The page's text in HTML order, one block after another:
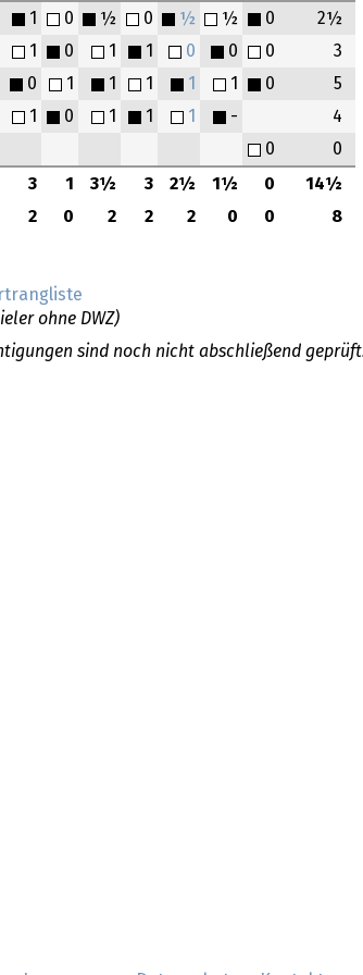
3 1 3½ 3 2½ 1½ 0
14½
2 0 2 2 2 0 0 8
1 0 ½ 0 ½ ½ 0
2½
1 0 1 1 0 0 0
3
0 1 1 1 1 1 0
5
1 0 1 1 1 -
4
0 0
ohne DWZ)
sind noch nicht abschließend